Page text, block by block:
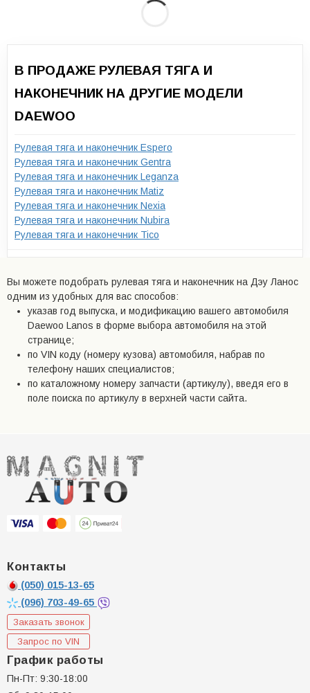
В ПРОДАЖЕ РУЛЕВАЯ ТЯГА И
НАКОНЕЧНИК НА ДРУГИЕ МОДЕЛИ
DAEWOO
Рулевая тяга и наконечник Espero
Рулевая тяга и наконечник Gentra
Рулевая тяга и наконечник Leganza
Рулевая тяга и наконечник Matiz
Рулевая тяга и наконечник Nexia
Рулевая тяга и наконечник Nubira
Рулевая тяга и наконечник Tico
Вы можете подобрать рулевая тяга и наконечник на Дэу Ланос
одним из удобных для вас способов:
указав год выпуска, и модификацию вашего автомобиля
Daewoo Lanos в форме выбора автомобиля на этой
странице;
по VIN коду (номеру кузова) автомобиля, набрав по
телефону наших специалистов;
по каталожному номеру запчасти (артикулу), введя его в
поле поиска по артикулу в верхней части сайта.
Контакты
(050) 015-13-65
(096) 703-49-65
Заказать звонок
Запрос по VIN
График работы
Пн-Пт: 9:30-18:00